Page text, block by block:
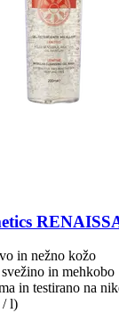
in nežno kožo
in mehkobo
in testirano na
/ l)